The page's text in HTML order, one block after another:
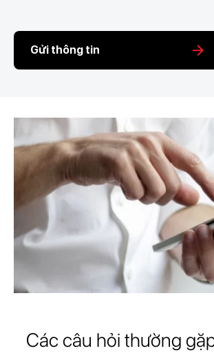
Gửi thông tin
Các câu hỏi thường